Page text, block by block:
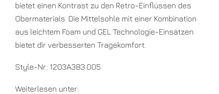
46
bietet einen Kontrast zu den Retro-Einflüssen des
Obermaterials. Die Mittelsohle mit einer Kombination
aus leichtem Foam und GEL Technologie-Einsätzen
bietet dir verbesserten Tragekomfort.
Style-Nr.: 1203A383.005
Weiterlesen unter: